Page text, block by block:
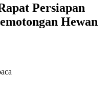
Persiapan
Hewan